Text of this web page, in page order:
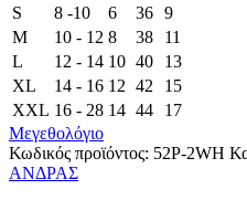
S
8 -10 6 36 9
M
10 - 12 8 38
11
L
12 - 14 10 40
13
XL
14 - 16 12 42
15
XXL 16 - 28 14 44
17
Μεγεθολόγιο
Κωδικός προϊόντος: 52P-2WH
ΑΝΔΡΑΣ